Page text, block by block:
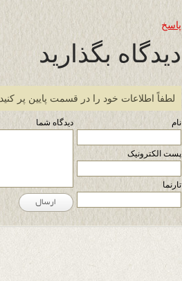
پاسخ
دیدگاه بگذارید
لطفاً اطلاعات خود را در قسمت پایین پر کنید.
نام
پست الکترونیک
تارنما
دیدگاه شما